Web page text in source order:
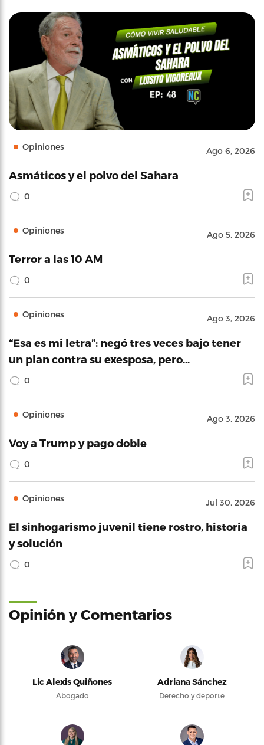
Opiniones Ago 6, 2026
Asmáticos y el polvo del Sahara
0
Opiniones Ago 5, 2026
Terror a las 10 AM
0
Opiniones Ago 3, 2026
“Esa es mi letra”: negó tres veces bajo tener
un plan contra su exesposa, pero…
0
Opiniones Ago 3, 2026
Voy a Trump y pago doble
0
Opiniones Jul 30, 2026
El sinhogarismo juvenil tiene rostro, historia
y solución
0
Opinión y Comentarios
Lic Alexis Quiñones
Abogado
Adriana Sánchez
Derecho y deporte